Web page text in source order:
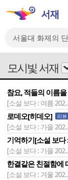
모시빛 서재
참요, 적들의 이름
[소설 보다 : 여름
로데오[히데오] 리뷰
[소설 보다 : 가을
기억하기[소설 보다
[소설 보다 : 가을
한결같은 친절함에
[소설 보다 : 겨울